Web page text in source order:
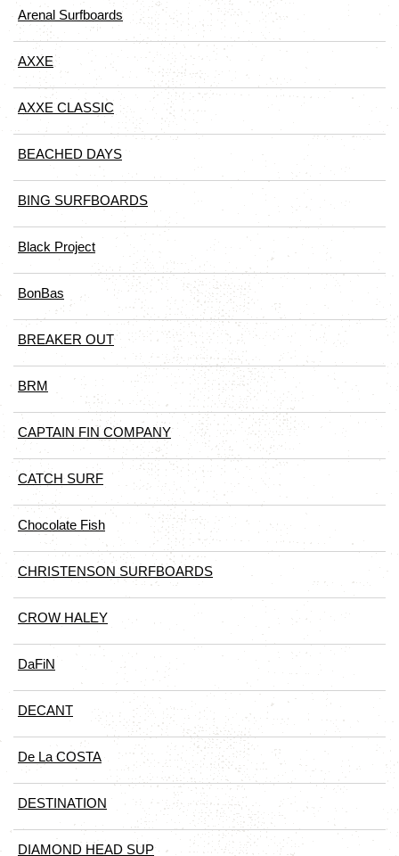
Arenal Surfboards
AXXE
AXXE CLASSIC
BEACHED DAYS
BING SURFBOARDS
Black Project
BonBas
BREAKER OUT
BRM
CAPTAIN FIN COMPANY
CATCH SURF
Chocolate Fish
CHRISTENSON SURFBOARDS
CROW HALEY
DaFiN
DECANT
De La COSTA
DESTINATION
DIAMOND HEAD SUP